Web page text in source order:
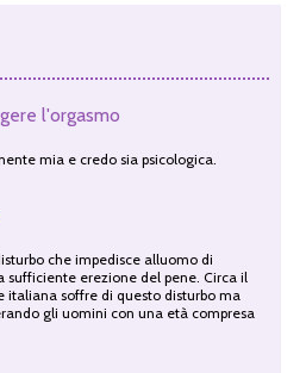
l'orgasmo
mia e credo sia psicologica.
che impedisce alluomo di
erezione del pene. Circa il
italiana soffre di questo disturbo ma
gli uomini con una età compresa